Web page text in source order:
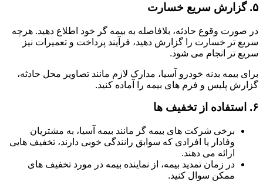
۵. گزارش سریع خسارت
در صورت وقوع حادثه، بلافاصله به بیمه گر خود اطلاع دهید. هرچه
سریع تر خسارت را گزارش دهید، فرآیند پرداخت و تعمیرات نیز
سریع تر انجام می شود.
برای بیمه بدنه خودرو آسیا، مدارک لازم مانند تصاویر محل حادثه،
گزارش پلیس و فرم های بیمه را آماده کنید.
۶. استفاده از تخفیف ها
برخی شرکت های بیمه گر مانند بیمه آسیا، به مشتریان
وفادار یا افرادی که سوابق رانندگی خوبی دارند، تخفیف هایی
ارائه می دهند.
در زمان تمدید بیمه، از نماینده بیمه در مورد تخفیف های
ممکن سوال کنید.